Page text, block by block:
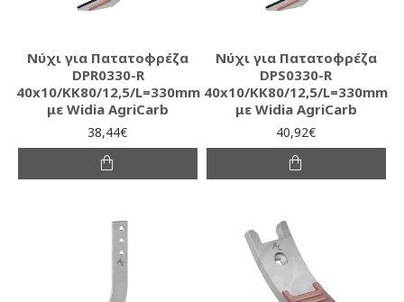
Νύχι για Πατατοφρέζα
DPR0330-R
40x10/KK80/12,5/L=330mm
με Widia AgriCarb
38,44€
Νύχι για Πατατοφρέζα
DPS0330-R
40x10/KK80/12,5/L=330mm
με Widia AgriCarb
40,92€